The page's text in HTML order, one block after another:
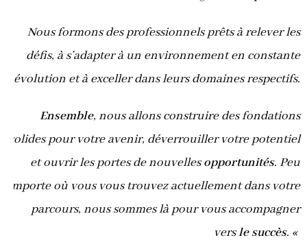
Nous formons des professionnels prêts à relever les
défis, à s’adapter à un environnement en constante
évolution et à exceller dans leurs domaines respectifs.
Ensemble, nous allons construire des fondations
solides pour votre avenir, déverrouiller votre potentiel
et ouvrir les portes de nouvellesopportunités. Peu
importe où vous vous trouvez actuellement dans votre
parcours, nous sommes là pour vous accompagner
versle succès. «